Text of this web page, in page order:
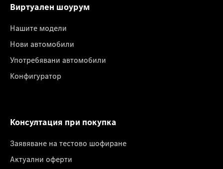
Виртуален шоурум
Нашите модели
Нови автомобили
Употребявани автомобили
Конфигуратор
Консултация при покупка
Заявяване на тестово шофиране
Актуални оферти